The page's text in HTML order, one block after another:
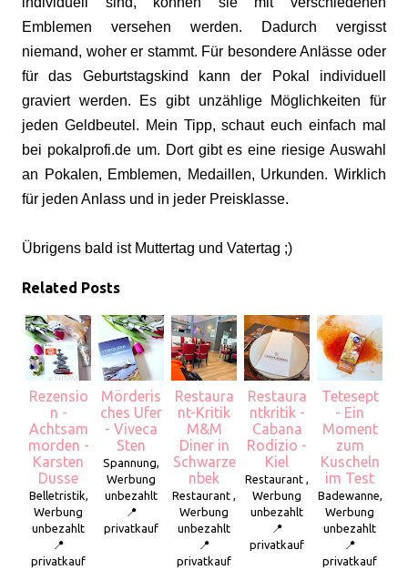
Emblemen versehen werden. Dadurch vergisst
niemand, woher er stammt. Für besondere Anlässe oder
für das Geburtstagskind kann der Pokal individuell
graviert werden. Es gibt unzählige Möglichkeiten für
jeden Geldbeutel. Mein Tipp, schaut euch einfach mal
bei pokalprofi.de um. Dort gibt es eine riesige Auswahl
an Pokalen, Emblemen, Medaillen, Urkunden. Wirklich
für jeden Anlass und in jeder Preisklasse.
Übrigens bald ist Muttertag und Vatertag ;)
Related Posts
Rezensio
n -
Achtsam
morden -
Karsten
Dusse
Belletristik,
Werbung
unbezahlt
📍
privatkauf
Mörderis
ches Ufer
- Viveca
Sten
Spannung,
Werbung
unbezahlt
📍
privatkauf
Restaura
nt-Kritik
M&M
Diner in
Schwarze
nbek
Restaurant ,
Werbung
unbezahlt
📍
privatkauf
Restaura
ntkritik -
Cabana
Rodizio -
Kiel
Restaurant ,
Werbung
unbezahlt
📍
privatkauf
Tetesept
- Ein
Moment
zum
Kuscheln
im Test
Badewanne,
Werbung
unbezahlt
📍
privatkauf